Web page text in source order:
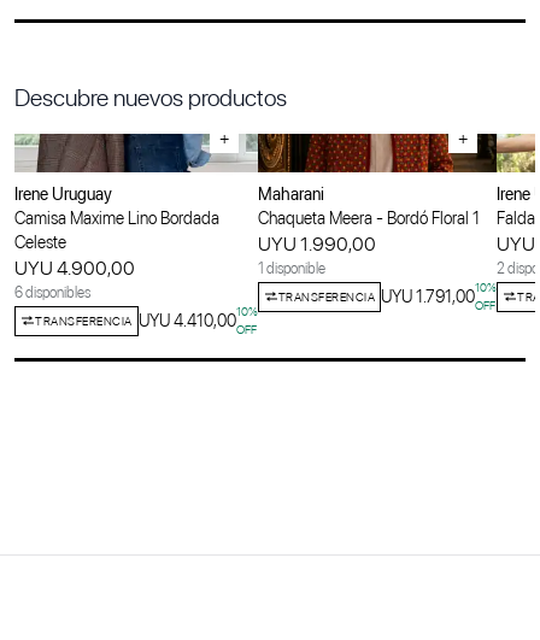
Descubre nuevos productos
+
Irene Uruguay
Camisa Maxime Lino Bordada
Celeste
UYU 4.900,00
6 disponibles
TRANSFERENCIA UYU 4.410,0010%
OFF
+
Maharani
Chaqueta Meera - Bordó Floral 1
UYU 1.990,00
1 disponible
TRANSFERENCIA UYU 1.791,0010%
OFF
Irene
Falda
2